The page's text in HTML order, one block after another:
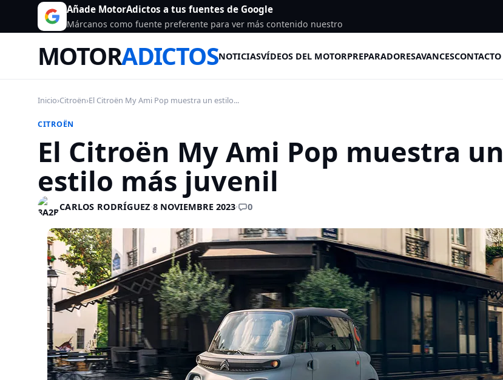
Añade MotorAdictos a tus fuentes de Google
Márcanos como fuente preferente para ver más contenido nuestro
MOTORADICTOSNOTICIASVÍDEOS DEL MOTORPREPARADORESAVANCESCONTACTO
Inicio›Citroën›El Citroën My Ami Pop muestra un estilo...
CITROËN
El Citroën My Ami Pop muestra un
estilo más juvenil
CARLOS RODRÍGUEZ·8 NOVIEMBRE 2023· 0